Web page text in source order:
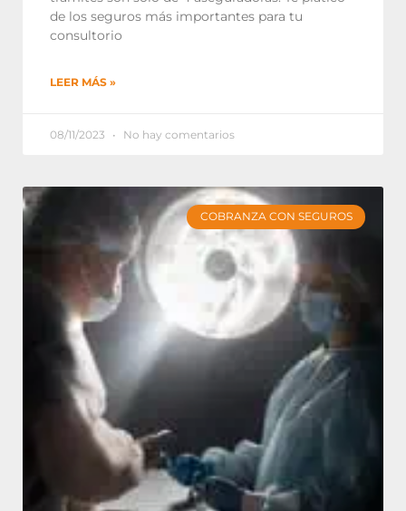
de los seguros más importantes para tu
consultorio
LEER MÁS »
08/11/2023 No hay comentarios
COBRANZA CON SEGUROS